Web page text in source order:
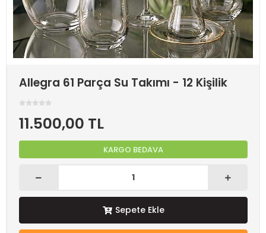
Allegra 61 Parça Su Takımı - 12 Kişilik
11.500,00 TL
KARGO BEDAVA
Sepete Ekle